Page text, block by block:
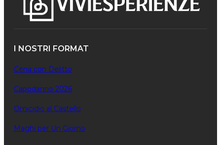
I NOSTRI FORMAT
Cena con Delitto
Capodanno 2026
Omicidio al Castello
Maghi per Un Giorno